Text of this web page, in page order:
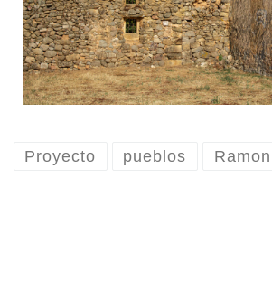
Proyecto pueblos